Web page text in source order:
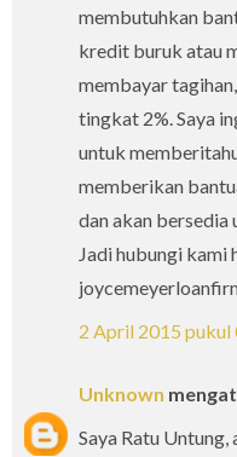
membutuhkan
kredit buruk atau
membayar
tingkat 2%. Saya
untuk
memberikan
dan akan bersedia
Jadi hubungi kami
2 April 2015 pukul
Unknown
Saya Ratu Untung,